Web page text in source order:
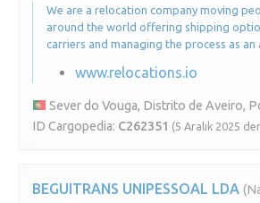
We are a relocation company moving
around the world offering shipping
carriers and managing the process as an
www.relocations.io
Sever do Vouga, Distrito de Aveiro,
ID Cargopedia: C262351 (5 Aralık 2025
BEGUITRANS UNIPESSOAL LDA